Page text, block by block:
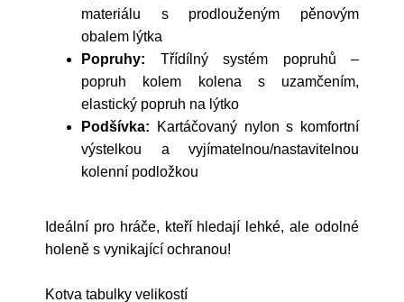
materiálu s prodlouženým pěnovým
obalem lýtka
Popruhy: Třídílný systém popruhů –
popruh kolem kolena s uzamčením,
elastický popruh na lýtko
Podšívka: Kartáčovaný nylon s komfortní
výstelkou a vyjímatelnou/nastavitelnou
kolenní podložkou
Ideální pro hráče, kteří hledají lehké, ale odolné
holeně s vynikající ochranou!
Kotva tabulky velikostí